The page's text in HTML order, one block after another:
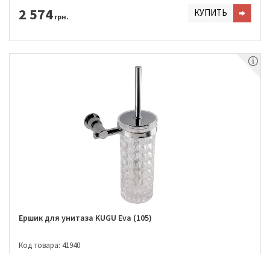
2 574 грн. КУПИТЬ
Ершик для унитаза KUGU Eva (105)
Код товара: 41940